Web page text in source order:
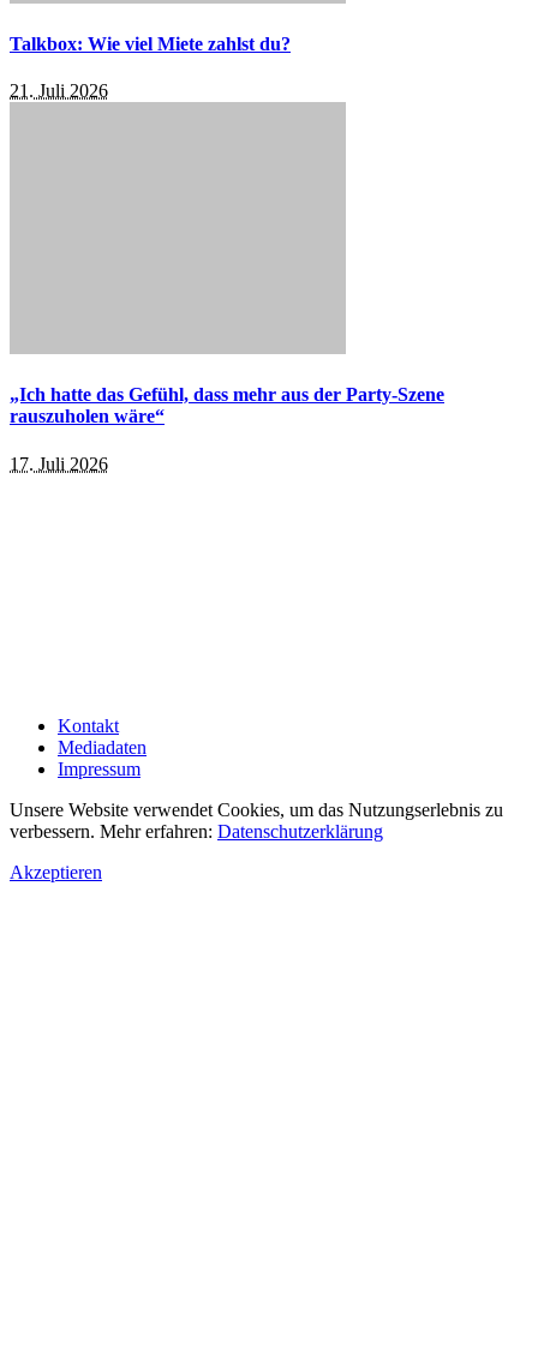
Talkbox: Wie viel Miete zahlst du?
21. Juli 2026
„Ich hatte das Gefühl, dass mehr aus der Party-Szene
rauszuholen wäre“
17. Juli 2026
Kontakt
Mediadaten
Impressum
Unsere Website verwendet Cookies, um das Nutzungserlebnis zu
verbessern. Mehr erfahren: Datenschutzerklärung
Akzeptieren